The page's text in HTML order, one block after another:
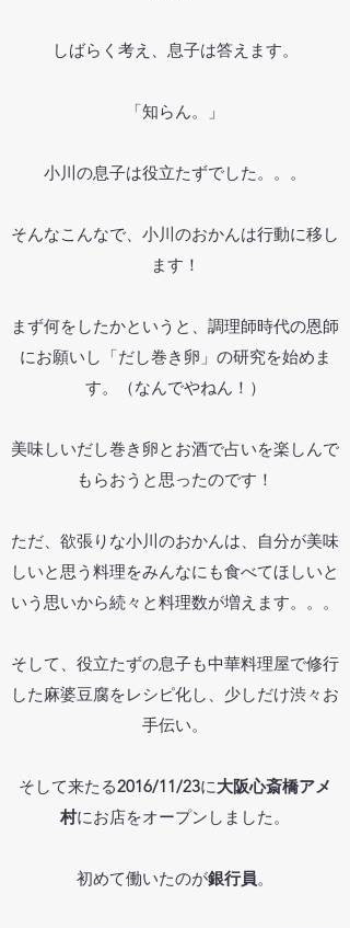
しばらく考え、息子は答えます。
「知らん。」
小川の息子は役立たずでした。。。
そんなこんなで、小川のおかんは行動に移し
ます！
まず何をしたかというと、調理師時代の恩師
にお願いし「だし巻き卵」の研究を始めま
す。​
（なんでやねん！）
美味しいだし巻き卵とお酒で占いを楽しんで
もらおうと思ったのです！
ただ、欲張りな小川のおかんは、自分が美味
しいと思う料理をみんなにも食べてほしいと
いう思いから続々と料理数が増えます。。。
そして、役立たずの息子も中華料理屋で修行
した麻婆豆腐をレシピ化し、少しだけ渋々お
手伝い。
そして来たる2016/11/23に大阪心斎橋アメ
村にお店をオープンしました。
初めて働いたのが銀行員。